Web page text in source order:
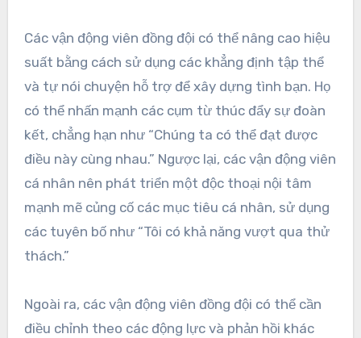
Các vận động viên đồng đội có thể nâng cao hiệu
suất bằng cách sử dụng các khẳng định tập thể
và tự nói chuyện hỗ trợ để xây dựng tình bạn. Họ
có thể nhấn mạnh các cụm từ thúc đẩy sự đoàn
kết, chẳng hạn như “Chúng ta có thể đạt được
điều này cùng nhau.” Ngược lại, các vận động viên
cá nhân nên phát triển một độc thoại nội tâm
mạnh mẽ củng cố các mục tiêu cá nhân, sử dụng
các tuyên bố như “Tôi có khả năng vượt qua thử
thách.”
Ngoài ra, các vận động viên đồng đội có thể cần
điều chỉnh theo các động lực và phản hồi khác